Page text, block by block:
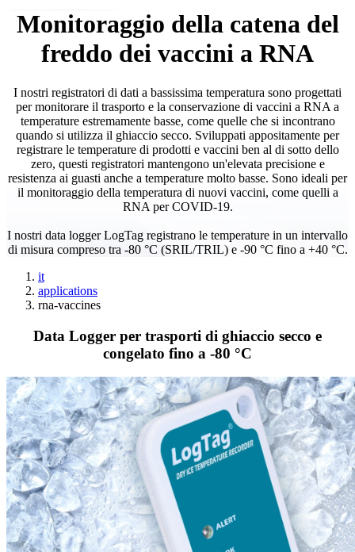
Monitoraggio della catena del
freddo dei vaccini a RNA
I nostri registratori di dati a bassissima temperatura sono progettati
per monitorare il trasporto e la conservazione di vaccini a RNA a
temperature estremamente basse, come quelle che si incontrano
quando si utilizza il ghiaccio secco. Sviluppati appositamente per
registrare le temperature di prodotti e vaccini ben al di sotto dello
zero, questi registratori mantengono un'elevata precisione e
resistenza ai guasti anche a temperature molto basse. Sono ideali per
il monitoraggio della temperatura di nuovi vaccini, come quelli a
RNA per COVID-19.
I nostri data logger LogTag registrano le temperature in un intervallo
di misura compreso tra -80 °C (SRIL/TRIL) e -90 °C fino a +40 °C.
it
applications
rna-vaccines
Data Logger per trasporti di ghiaccio secco e
congelato fino a -80 °C